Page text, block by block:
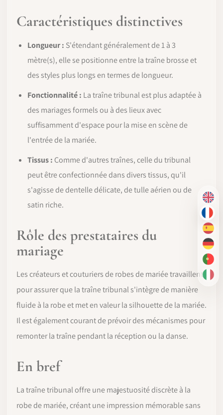
EN
FR
ES
DE
PT-
IT
Caractéristiques distinctives
Longueur : S'étendant généralement de 1 à 3
mètre(s), elle se positionne entre la traîne brosse et
des styles plus longs en termes de longueur.
Fonctionnalité : La traîne tribunal est plus adaptée à
des mariages formels ou à des lieux avec
suffisamment d'espace pour la mise en scène de
l'entrée de la mariée.
Tissus : Comme d'autres traînes, celle du tribunal
peut être confectionnée dans divers tissus, qu'il
s'agisse de dentelle délicate, de tulle aérien ou de
satin riche.
Rôle des prestataires du
mariage
Les créateurs et couturiers de robes de mariée travaillent
pour assurer que la traîne tribunal s'intègre de manière
fluide à la robe et met en valeur la silhouette de la mariée.
Il est également courant de prévoir des mécanismes pour
remonter la traîne pendant la réception ou la danse.
En bref
La traîne tribunal offre une majestuosité discrète à la
robe de mariée, créant une impression mémorable sans